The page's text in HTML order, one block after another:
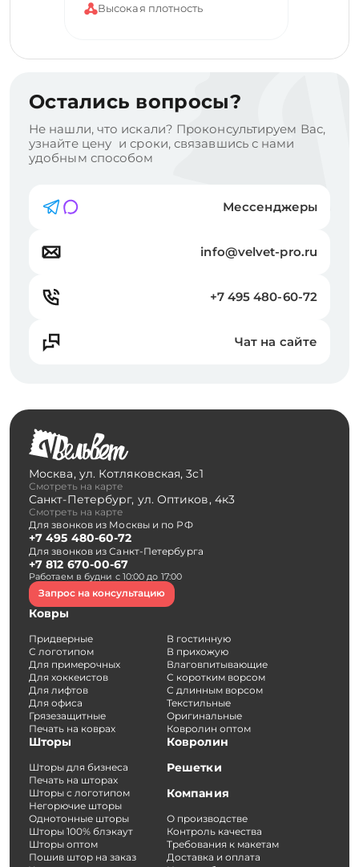
Высокая плотность
Остались вопросы?
Не нашли, что искали? Проконсультируем Вас,
узнайте цену и сроки, связавшись с нами
удобным способом
Мессенджеры
info@velvet-pro.ru
+7 495 480-60-72
Чат на сайте
Москва, ул. Котляковская, 3с1
Смотреть на карте
Санкт-Петербург, ул. Оптиков, 4к3
Смотреть на карте
Для звонков из Москвы и по РФ
+7 495 480-60-72
Для звонков из Санкт-Петербурга
+7 812 670-00-67
Работаем в будни с 10:00 до 17:00
Запрос на консультацию
Ковры
Придверные
С логотипом
Для примерочных
Для хоккеистов
Для лифтов
Для офиса
Грязезащитные
Печать на коврах
В гостинную
В прихожую
Влаговпитывающие
С коротким ворсом
С длинным ворсом
Текстильные
Оригинальные
Ковролин оптом
Шторы
Шторы для бизнеса
Печать на шторах
Шторы с логотипом
Негорючие шторы
Однотонные шторы
Шторы 100% блэкаут
Шторы оптом
Пошив штор на заказ
Ковролин
Решетки
Компания
О производстве
Контроль качества
Требования к макетам
Доставка и оплата